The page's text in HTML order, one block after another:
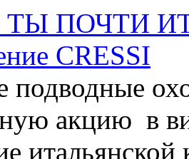
ПОЧТИ
CRESSI
подводные
акцию в